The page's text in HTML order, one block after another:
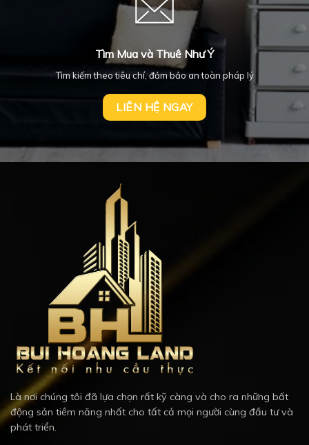
Tìm Mua và Thuê Như Ý
Tìm kiếm theo tiêu chí, đảm bảo an toàn pháp lý
LIÊN HỆ NGAY
Là nơi chúng tôi đã lựa chọn rất kỹ càng và cho ra những bất
động sản tiềm năng nhất cho tất cả mọi người cùng đầu tư và
phát triển.